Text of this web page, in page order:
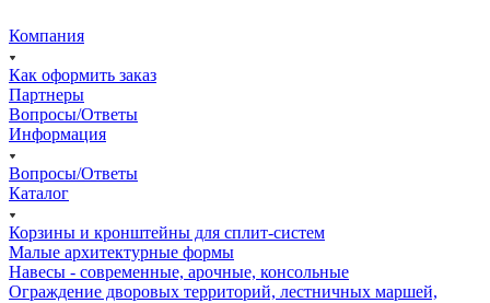
Компания
Как оформить заказ
Партнеры
Вопросы/Ответы
Информация
Вопросы/Ответы
Каталог
Корзины и кронштейны для сплит-систем
Малые архитектурные формы
Навесы - современные, арочные, консольные
Ограждение дворовых территорий, лестничных маршей,